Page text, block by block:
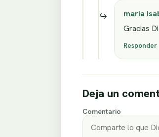
maria
Gracias
Responder
Deja un
Comentario